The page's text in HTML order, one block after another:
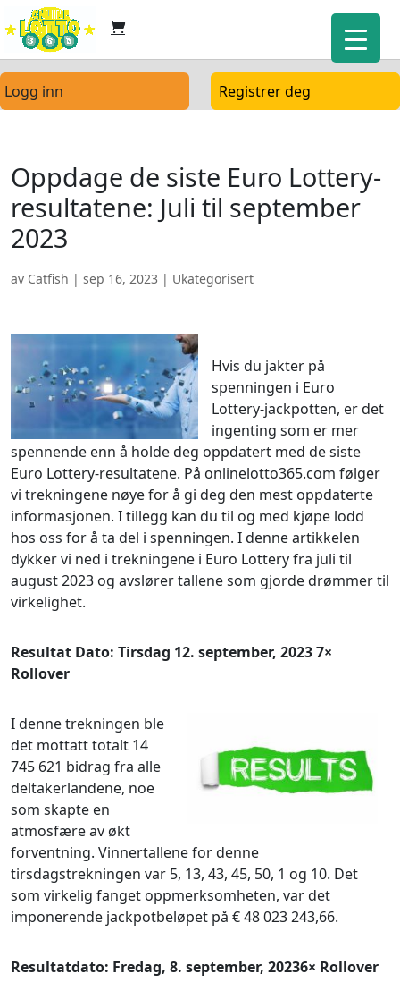
Logg inn Registrer deg
Oppdage de siste Euro Lottery-
resultatene: Juli til september
2023
av Catfish | sep 16, 2023 | Ukategorisert
Hvis du jakter på
spenningen i Euro
Lottery-jackpotten, er det
ingenting som er mer
spennende enn å holde deg oppdatert med de siste
Euro Lottery-resultatene. På onlinelotto365.com følger
vi trekningene nøye for å gi deg den mest oppdaterte
informasjonen. I tillegg kan du til og med kjøpe lodd
hos oss for å ta del i spenningen. I denne artikkelen
dykker vi ned i trekningene i Euro Lottery fra juli til
august 2023 og avslører tallene som gjorde drømmer til
virkelighet.
Resultat Dato: Tirsdag 12. september, 2023 7×
Rollover
I denne trekningen ble
det mottatt totalt 14
745 621 bidrag fra alle
deltakerlandene, noe
som skapte en
atmosfære av økt
forventning. Vinnertallene for denne
tirsdagstrekningen var 5, 13, 43, 45, 50, 1 og 10. Det
som virkelig fanget oppmerksomheten, var det
imponerende jackpotbeløpet på € 48 023 243,66.
Resultatdato: Fredag, 8. september, 20236× Rollover